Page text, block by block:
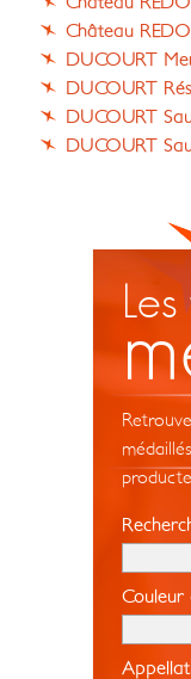
Château
DUCOURT
DUCOURT
DUCOURT
DUCOURT
Couleur